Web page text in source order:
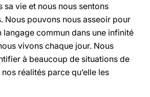
sa vie et nous nous sentons
Nous pouvons nous asseoir pour
langage commun dans une infinité
vivons chaque jour. Nous
à beaucoup de situations de
réalités parce qu’elle les